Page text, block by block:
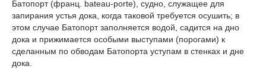
Батопорт (франц. bateau-porte), судно, служащее для
запирания устья дока, когда таковой требуется осушить; в
этом случае Батопорт заполняется водой, садится на дно
дока и прижимается особыми выступами (порогами) к
сделанным по обводам Батопорта уступам в стенках и дне
дока.